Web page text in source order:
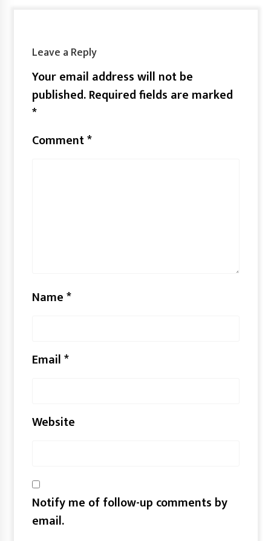
Leave a Reply
Your email address will not be
published.Required fields are marked
*
Comment*
Name*
Email*
Website
Notify me of follow-up comments by
email.